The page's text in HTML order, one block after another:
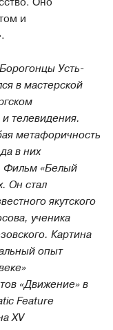
и
Усть-
в мастерской
телевидения.
метафоричность
в них
Фильм «Белый
Он стал
якутского
ученика
Картина
опыт
«Движение» в
Feature
XV